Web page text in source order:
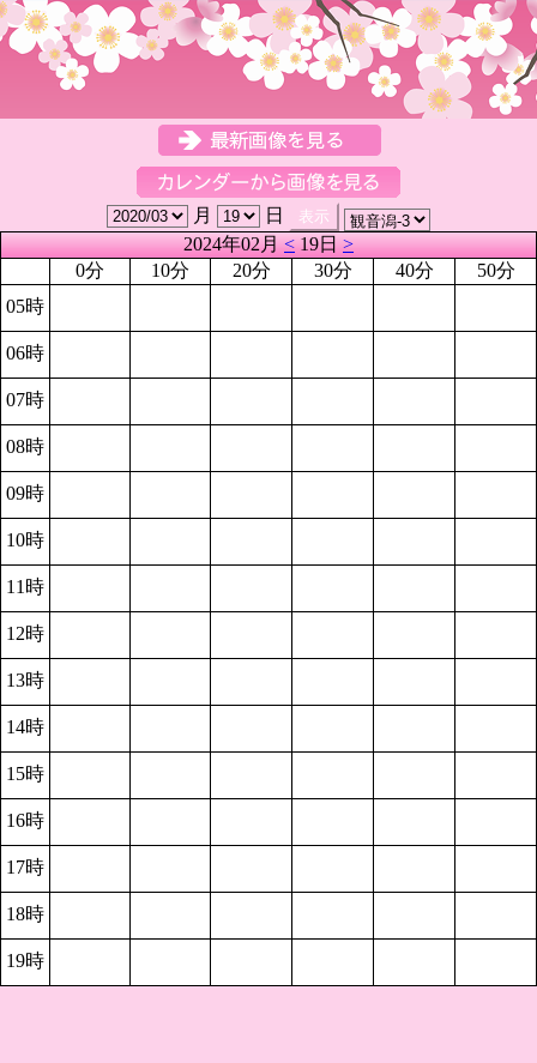
月
日
2024年02月<19日>
0分
10分 20分 30分 40分
50分
05時
06時
07時
08時
09時
10時
11時
12時
13時
14時
15時
16時
17時
18時
19時